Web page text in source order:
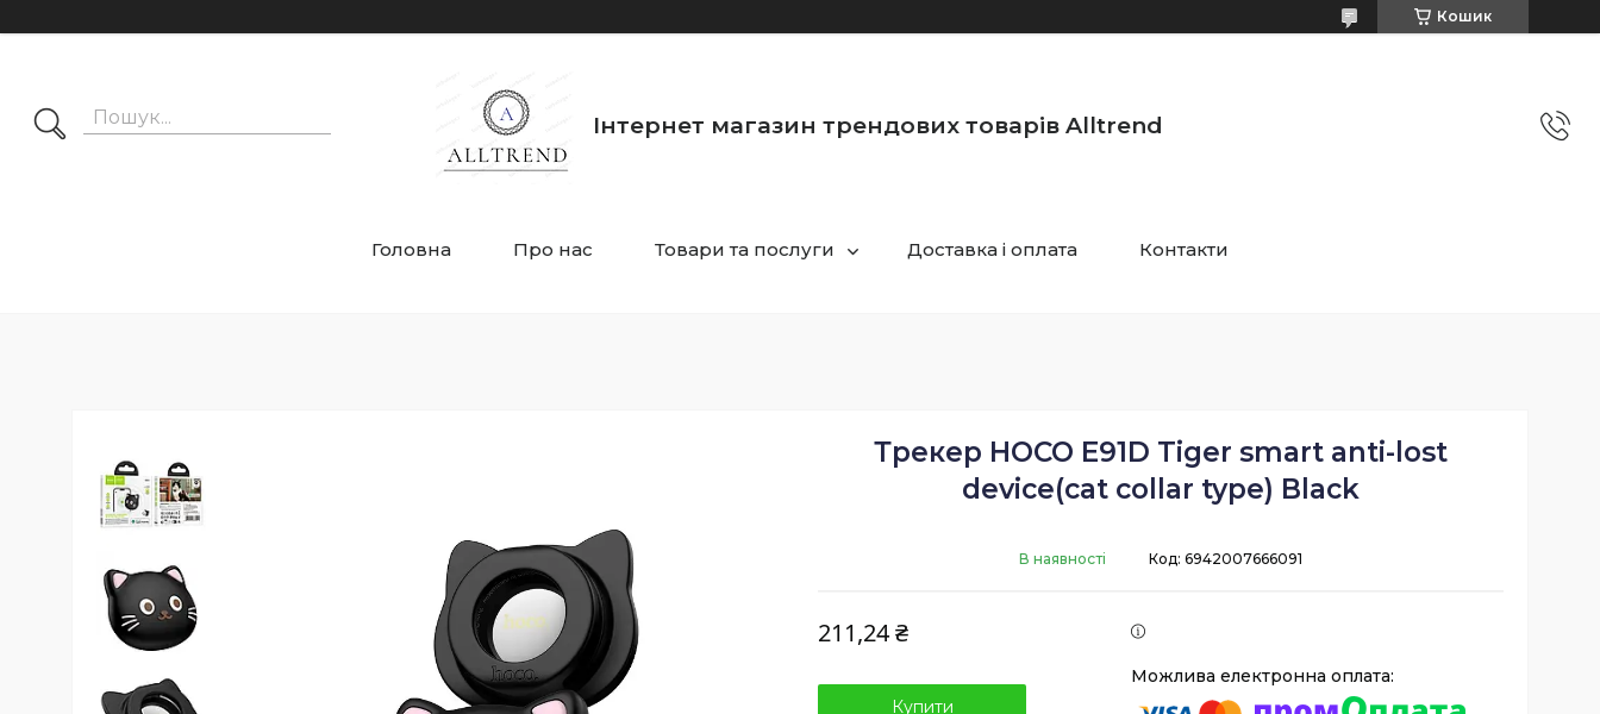
Кошик
Інтернет магазин трендових товарів Alltrend
Головна Про нас Товари та послуги Доставка і оплата Контакти
Трекер HOCO E91D Tiger smart anti-lost
device(cat collar type) Black
В наявності Код: 6942007666091
211,24 ₴
Купити